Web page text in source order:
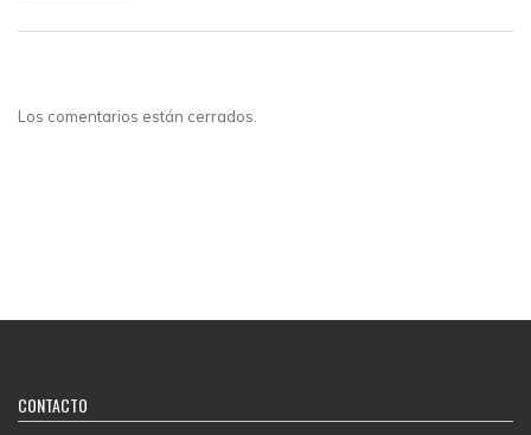
Los comentarios están cerrados.
CONTACTO